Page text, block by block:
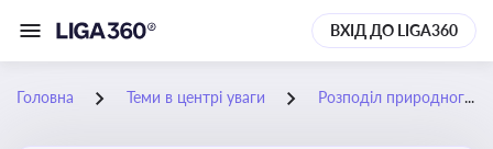
ВХІД ДО LIGA360
Головна Теми в центрі уваги Розподіл природного газу, правила газопостачання